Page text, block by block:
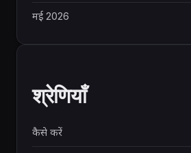
मई 2026
श्रेणियाँ
कैसे करें